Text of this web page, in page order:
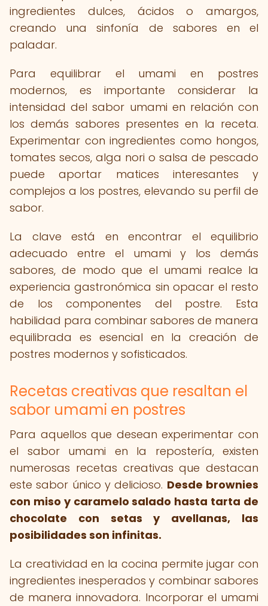
ingredientes dulces, ácidos o amargos,
creando una sinfonía de sabores en el
paladar.
Para equilibrar el umami en postres
modernos, es importante considerar la
intensidad del sabor umami en relación con
los demás sabores presentes en la receta.
Experimentar con ingredientes como hongos,
tomates secos, alga nori o salsa de pescado
puede aportar matices interesantes y
complejos a los postres, elevando su perfil de
sabor.
La clave está en encontrar el equilibrio
adecuado entre el umami y los demás
sabores, de modo que el umami realce la
experiencia gastronómica sin opacar el resto
de los componentes del postre. Esta
habilidad para combinar sabores de manera
equilibrada es esencial en la creación de
postres modernos y sofisticados.
Recetas creativas que resaltan el
sabor umami en postres
Para aquellos que desean experimentar con
el sabor umami en la repostería, existen
numerosas recetas creativas que destacan
este sabor único y delicioso. Desde brownies
con miso y caramelo salado hasta tarta de
chocolate con setas y avellanas, las
posibilidades son infinitas.
La creatividad en la cocina permite jugar con
ingredientes inesperados y combinar sabores
de manera innovadora. Incorporar el umami